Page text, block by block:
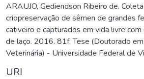
ARAUJO, Gediendson Ribeiro de.
criopreservação de sêmen de grandes
cativeiro e capturados em vida livre
de laço. 2016. 81f. Tese (Doutorado
Veterinária) - Universidade Federal de
URI